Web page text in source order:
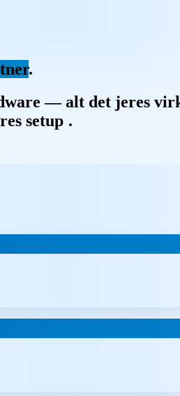
.
— alt det jeres
setup .